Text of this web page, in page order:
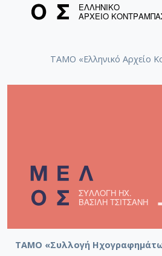
ΤΑΜΟ «Ελληνικό Αρχείο
ΤΑΜΟ «Συλλογή